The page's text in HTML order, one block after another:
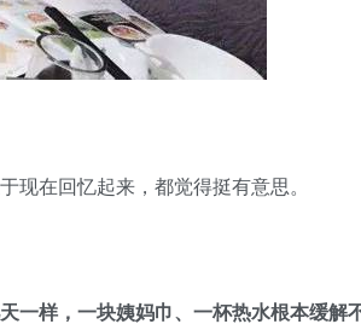
现在回忆起来，都觉得挺有意思。
一样，一块姨妈巾、一杯热水根本缓解